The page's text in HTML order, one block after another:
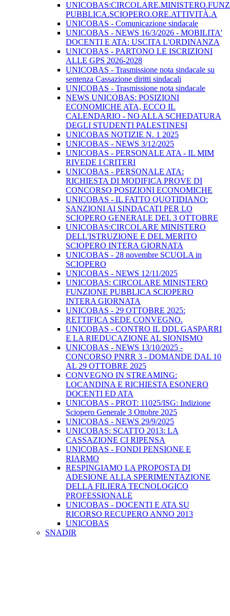
PUBBLICA.SCIOPERO.ORE.ATTIVITÀ.A
UNICOBAS - Comunicazione sindacale
UNICOBAS - NEWS 16/3/2026 - MOBILITA'
DOCENTI E ATA: USCITA L'ORDINANZA
UNICOBAS - PARTONO LE ISCRIZIONI
ALLE GPS 2026-2028
UNICOBAS - Trasmissione nota sindacale su
sentenza Cassazione diritti sindacali
UNICOBAS - Trasmissione nota sindacale
NEWS UNICOBAS: POSIZIONI
ECONOMICHE ATA, ECCO IL
CALENDARIO - NO ALLA SCHEDATURA
DEGLI STUDENTI PALESTINESI
UNICOBAS NOTIZIE N. 1 2025
UNICOBAS - NEWS 3/12/2025
UNICOBAS - PERSONALE ATA - IL MIM
RIVEDE I CRITERI
UNICOBAS - PERSONALE ATA:
RICHIESTA DI MODIFICA PROVE DI
CONCORSO POSIZIONI ECONOMICHE
UNICOBAS - IL FATTO QUOTIDIANO:
SANZIONI AI SINDACATI PER LO
SCIOPERO GENERALE DEL 3 OTTOBRE
UNICOBAS:CIRCOLARE MINISTERO
DELL'ISTRUZIONE E DEL MERITO
SCIOPERO INTERA GIORNATA
UNICOBAS - 28 novembre SCUOLA in
SCIOPERO
UNICOBAS - NEWS 12/11/2025
UNICOBAS: CIRCOLARE MINISTERO
FUNZIONE PUBBLICA SCIOPERO
INTERA GIORNATA
UNICOBAS - 29 OTTOBRE 2025:
RETTIFICA SEDE CONVEGNO.
UNICOBAS - CONTRO IL DDL GASPARRI
E LA RIEDUCAZIONE AL SIONISMO
UNICOBAS - NEWS 13/10/2025 -
CONCORSO PNRR 3 - DOMANDE DAL 10
AL 29 OTTOBRE 2025
CONVEGNO IN STREAMING:
LOCANDINA E RICHIESTA ESONERO
DOCENTI ED ATA
UNICOBAS - PROT: 11025/ISG: Indizione
Sciopero Generale 3 Ottobre 2025
UNICOBAS - NEWS 29/9/2025
UNICOBAS: SCATTO 2013: LA
CASSAZIONE CI RIPENSA
UNICOBAS - FONDI PENSIONE E
RIARMO
RESPINGIAMO LA PROPOSTA DI
ADESIONE ALLA SPERIMENTAZIONE
DELLA FILIERA TECNOLOGICO
PROFESSIONALE
UNICOBAS - DOCENTI E ATA SU
RICORSO RECUPERO ANNO 2013
UNICOBAS
SNADIR